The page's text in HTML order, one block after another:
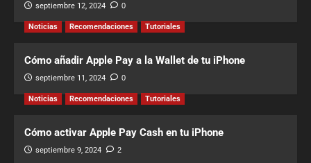
septiembre 12, 2024 0
Noticias Recomendaciones Tutoriales
Cómo añadir Apple Pay a la Wallet de tu iPhone
septiembre 11, 2024 0
Noticias Recomendaciones Tutoriales
Cómo activar Apple Pay Cash en tu iPhone
septiembre 9, 2024 2